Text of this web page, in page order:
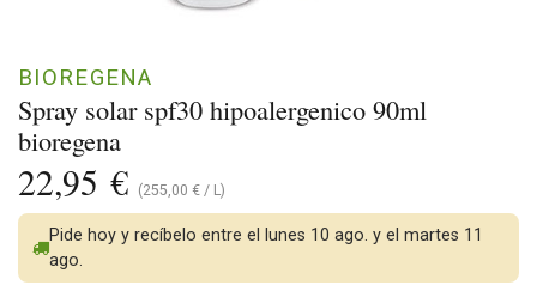
Spray solar spf30 hipoalergenico 90ml
bioregena
BIOREGENA
22,95 € (255,00 € / L )
Pide hoy y recíbelo entre el lunes 10 ago. y el martes 11
ago.